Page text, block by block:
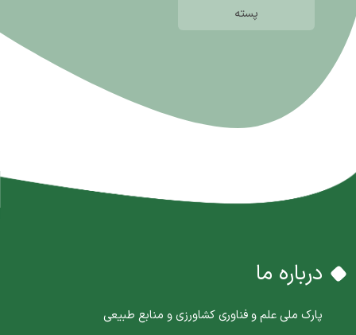
پسته
درباره ما
پارک ملی علم و فناوری کشاورزی و منابع طبیعی